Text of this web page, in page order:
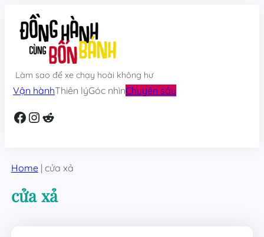
content
Làm sao để xe chạy hoài không hư
Vận hànhThiên lýGóc nhìnChuyên sâu
Facebook InstagramReddit
Home | cửa xả
cửa xả